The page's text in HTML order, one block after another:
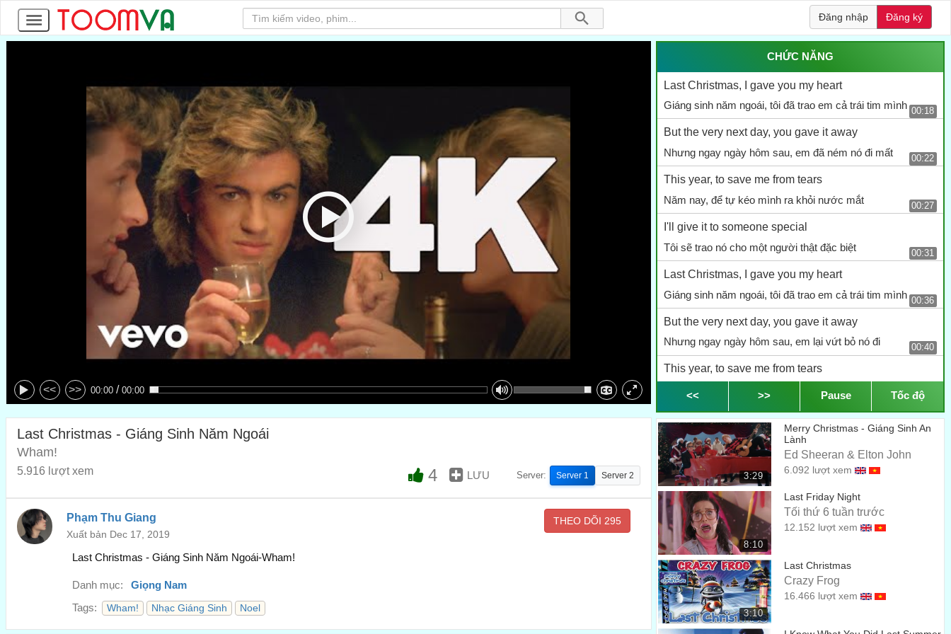
Đăng nhập Đăng ký
<< >> 00:00 / 00:00
CHỨC NĂNG
Last Christmas, I gave you my heart
Giáng sinh năm ngoái, tôi đã trao em cả trái tim mình 00:18
But the very next day, you gave it away
Nhưng ngay ngày hôm sau, em đã ném nó đi mất
00:22
This year, to save me from tears
Năm nay, để tự kéo mình ra khỏi nước mắt
00:27
I'll give it to someone special
Tôi sẽ trao nó cho một người thật đặc biệt
00:31
Last Christmas, I gave you my heart
Giáng sinh năm ngoái, tôi đã trao em cả trái tim mình 00:36
But the very next day, you gave it away
Nhưng ngay ngày hôm sau, em lại vứt bỏ nó đi
00:40
This year, to save me from tears
Năm nay, để tự kéo mình ra khỏi nước mắt
00:45
I'll give it to someone special
Tôi sẽ trao nó cho một người thật đặc biệt
Once bitten and twice shy
Một phần chút nhức nhối, hai phần ngại ngùng
I keep my distance, but you still catch my eye
Tôi giữ khoảng cách nhưng em vẫn bắt gặp ánh mắt của tôi
Tell me, baby! Do you recognize me?
Nói tôi nghe đi em! Em có nhận ra tôi không?
Well, it's been a year, it doesn't surprise me
Thì cũng đã một năm rồi còn gì, tôi chẳng ngạc nhiên đâu01:26
<< >> Pause Tốc độ
Last Christmas - Giáng Sinh Năm Ngoái
Wham!
5.916 lượt xem 4 LƯU Server: Server 1 Server 2
Phạm Thu Giang
Xuất bản Dec 17, 2019
THEO DÕI 295
Last Christmas - Giáng Sinh Năm Ngoái-Wham!
Danh mục:
Giọng Nam
Tags:
Wham! Nhạc Giáng Sinh Noel
3:29
Merry Christmas - Giáng Sinh An
Lành
Ed Sheeran & Elton John
6.092 lượt xem
8:10
Last Friday Night
Tối thứ 6 tuần trước
12.152 lượt xem
3:10
Last Christmas
Crazy Frog
16.466 lượt xem